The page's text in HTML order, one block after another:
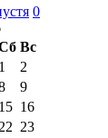
0
Вс
1
2
9
15 16
23